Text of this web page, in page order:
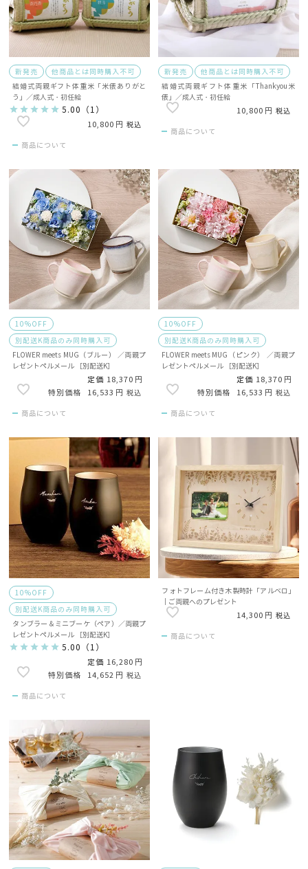
新発売
他商品とは同時購入不可
結婚式両親ギフト体重米「米俵ありがと
う」／成人式・初任給
5.00 （ 1 ）
10,800 税込
商品について
新発売
他商品とは同時購入不可
結婚式両親ギフト体重米「Thankyou米
俵」／成人式・初任給
10,800 税込
商品について
10%OFF
別配送K商品のみ同時購入可
FLOWER meets MUG（ブルー） ／両親プ
レゼントペルメール ［別配送K］
定価 18,370
16,533
税込
商品について
10%OFF
別配送K商品のみ同時購入可
FLOWER meets MUG（ピンク） ／両親プ
レゼントペルメール ［別配送K］
定価 18,370
16,533
税込
商品について
10%OFF
別配送K商品のみ同時購入可
タンブラー＆ミニブーケ（ペア）／両親プ
レゼントペルメール ［別配送K］
5.00 （ 1 ）
定価 16,280
14,652
税込
商品について
フォトフレーム付き木製時計「アルベロ」
｜ご両親へのプレゼント
14,300 税込
商品について